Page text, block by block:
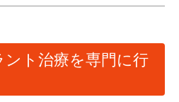
ト治療を専門に行